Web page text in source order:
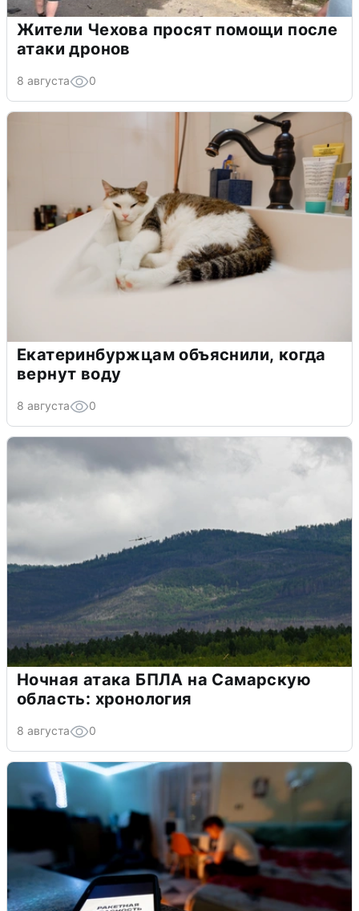
Жители Чехова просят помощи после
атаки дронов
8 августа 0
Екатеринбуржцам объяснили, когда
вернут воду
8 августа 0
Ночная атака БПЛА на Самарскую
область: хронология
8 августа 0